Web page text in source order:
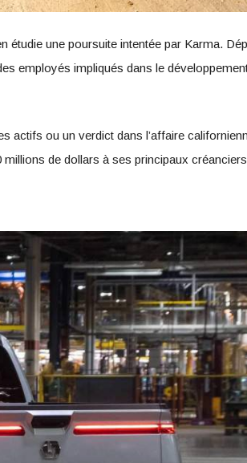
étudie une poursuite intentée par Karma.
employés impliqués dans le
actifs ou un verdict dans l’affaire
de dollars à ses principaux